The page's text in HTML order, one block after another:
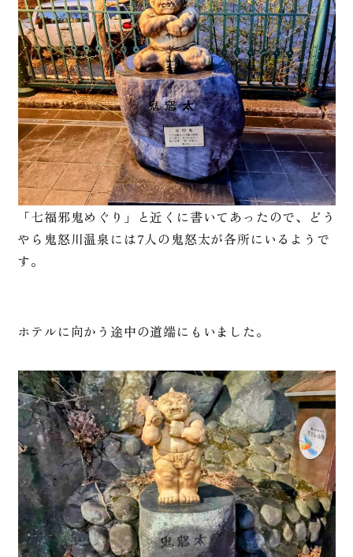
「七福邪鬼めぐり」と近くに書いてあったので、どう
やら鬼怒川温泉には7人の鬼怒太が各所にいるようで
す。
ホテルに向かう途中の道端にもいました。